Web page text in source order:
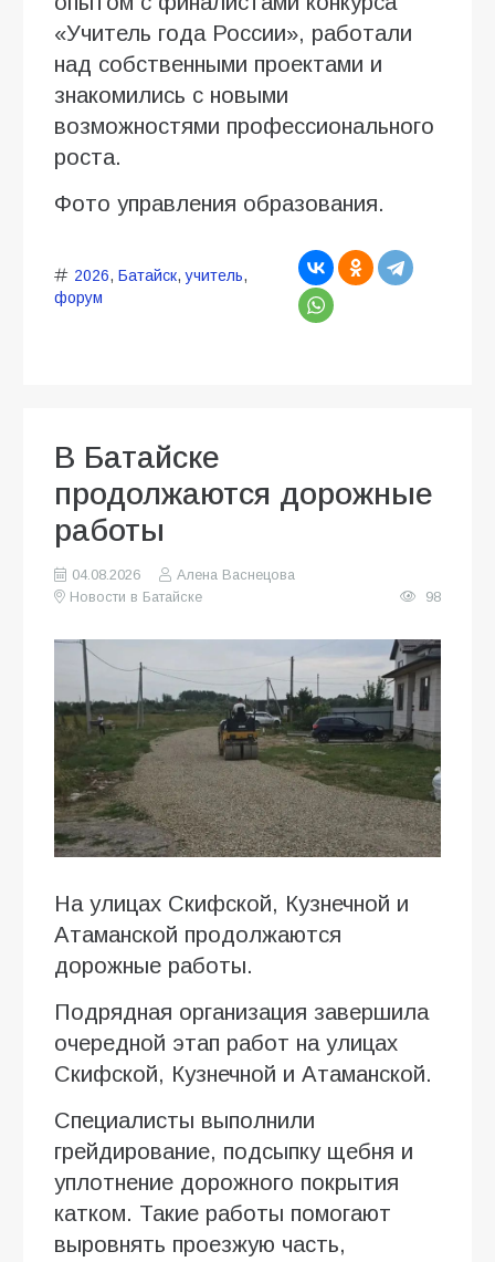
«Учитель года России», работали
над собственными проектами и
знакомились с новыми
возможностями профессионального
роста.
Фото управления образования.
2026, Батайск,учитель,
форум
В Батайске
продолжаются дорожные
работы
04.08.2026
Алена Васнецова
Новости в Батайске
98
На улицах Скифской, Кузнечной и
Атаманской продолжаются
дорожные работы.
Подрядная организация завершила
очередной этап работ на улицах
Скифской, Кузнечной и Атаманской.
Специалисты выполнили
грейдирование, подсыпку щебня и
уплотнение дорожного покрытия
катком. Такие работы помогают
выровнять проезжую часть,